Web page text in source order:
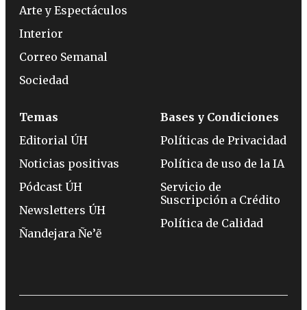
Arte y Espectáculos
Interior
Correo Semanal
Sociedad
Temas
Editorial ÚH
Noticias positivas
Pódcast ÚH
Newsletters ÚH
Ñandejara Ñe’ẽ
Bases y Condiciones
Políticas de Privacidad
Política de uso de la IA
Servicio de
Suscripción a Crédito
Política de Calidad